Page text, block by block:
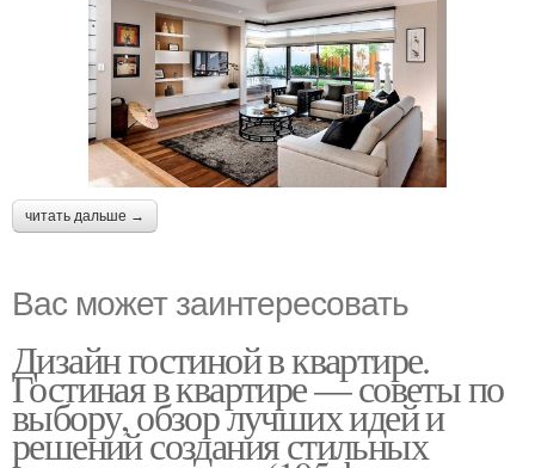
читать дальше →
Вас может заинтересовать
Дизайн гостиной в квартире.
Гостиная в квартире — советы по
выбору, обзор лучших идей и
решений создания стильных